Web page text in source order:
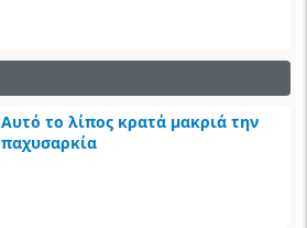
Αυτό το λίπος κρατά μακριά την
παχυσαρκία